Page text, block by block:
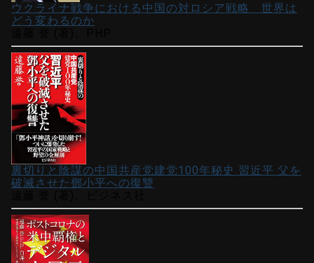
ウクライナ戦争における中国の対ロシア戦略 世界は
どう変わるのか
裏切りと陰謀の中国共産党建党100年秘史 習近平 父を
破滅させた鄧小平への復讐